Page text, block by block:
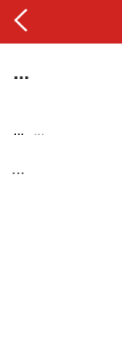
...
... ...
...